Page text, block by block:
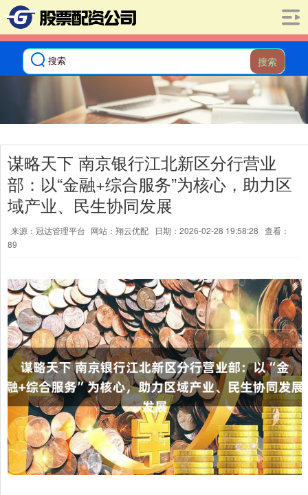
搜索
谋略天下 南京银行江北新区分行营业
部：以“金融+综合服务”为核心，助力区
域产业、民生协同发展
来源：冠达管理平台 网站：翔云优配 日期：2026-02-28 19:58:28 查看：
89